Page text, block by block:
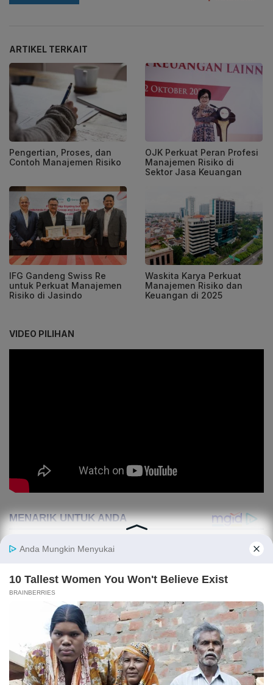
ARTIKEL TERKAIT
Pengertian, Proses, dan
Contoh Manajemen Risiko
OJK Perkuat Peran Profesi
Manajemen Risiko di
Sektor Jasa Keuangan
IFG Gandeng Swiss Re
untuk Perkuat Manajemen
Risiko di Jasindo
Waskita Karya Perkuat
Manajemen Risiko dan
Keuangan di 2025
VIDEO PILIHAN